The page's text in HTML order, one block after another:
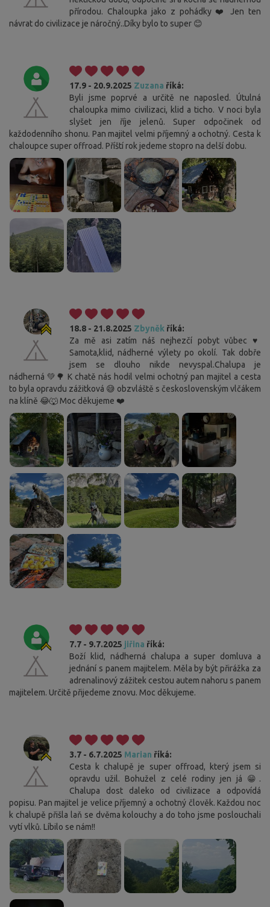
přírodou. Chaloupka jako z pohádky ❤️ Jen ten
návrat do civilizace je náročný..Díky bylo to super 😊
17.9 - 20.9.2025 Zuzana říká:
Byli jsme poprvé a určitě ne naposled. Útulná
chaloupka mimo civilizaci, klid a ticho. V noci byla
slyšet jen říje jelenů. Super odpočinek od
každodenního shonu. Pan majitel velmi příjemný a ochotný. Cesta k
chaloupce super offroad. Příští rok jedeme stopro na delší dobu.
18.8 - 21.8.2025 Zbyněk říká:
Za mě asi zatím náš nejhezčí pobyt vůbec ♥️
Samota,klid, nádherné výlety po okolí. Tak dobře
jsem se dlouho nikde nevyspal.Chalupa je
nádherná 💚🌳 K chatě nás hodil velmi ochotný pan majitel a cesta
to byla opravdu zážitková 😅 obzvláště s československým vlčákem
na klíně 😂🐺 Moc děkujeme ❤️
7.7 - 9.7.2025 jiřina říká:
Boží klid, nádherná chalupa a super domluva a
jednání s panem majitelem. Měla by být přirážka za
adrenalinový zážitek cestou autem nahoru s panem
majitelem. Určitě přijedeme znovu. Moc děkujeme.
3.7 - 6.7.2025 Marian říká:
Cesta k chalupě je super offroad, který jsem si
opravdu užil. Bohužel z celé rodiny jen já 😁.
Chalupa dost daleko od civilizace a odpovídá
popisu. Pan majitel je velice příjemný a ochotný člověk. Každou noc
k chalupě přišla laň se dvěma kolouchy a do toho jsme poslouchali
vytí vlků. Líbilo se nám!!